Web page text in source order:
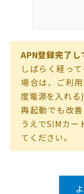
APN登録完了
しばらく経っ
場合は、ご利
度電源を入れる
再起動でも改
うえでSIMカー
てください。